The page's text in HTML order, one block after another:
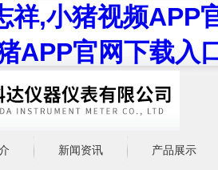
祥,小猪视频APP
APP官网下载入
新闻资讯 产品展示